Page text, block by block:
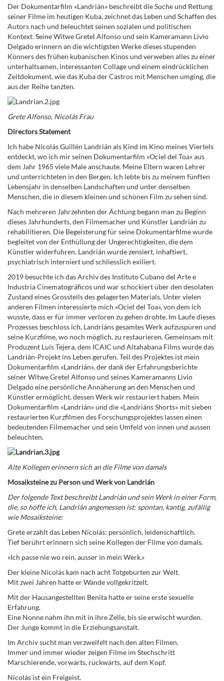
Der Dokumentarfilm «Landrián» beschreibt die Suche und Rettung
seiner Filme im heutigen Kuba, zeichnet das Leben und Schaffen des
Autors nach und beleuchtet seinen sozialen und politischen
Kontext. Seine Witwe Gretel Alfonso und sein Kameramann Livio
Delgado erinnern an die wichtigsten Werke dieses stupenden
Könners des frühen kubanischen Kinos und verweben alles zu einer
unterhaltsamen, interessanten Collage und einem eindrücklichen
Zeitdokument, wie das Kuba der Castros mit Menschen umging, die
aus der Reihe tanzten.
Grete Alfonso, Nicolás Frau
Directors Statement
Ich habe Nicolás Guillén Landrián als Kind im Kino meines Viertels
entdeckt, wo ich mir seinen Dokumentarfilm «Ociel del Toa» aus
dem Jahr 1965 viele Male anschaute. Meine Eltern waren Lehrer
und unterrichteten in den Bergen. Ich lebte bis zu meinem fünften
Lebensjahr in denselben Landschaften und unter denselben
Menschen, die in diesem kleinen und schönen Film zu sehen sind.
Nach mehreren Jahrzehnten der Ächtung begann man zu Beginn
dieses Jahrhunderts, den Filmemacher und Künstler Landrián zu
rehabilitieren. Die Begeisterung für seine Dokumentarfilme wurde
begleitet von der Enthüllung der Ungerechtigkeiten, die dem
Künstler widerfuhren. Landrián wurde zensiert, inhaftiert,
psychiatrisch interniert und schliesslich exiliert.
2019 besuchte ich das Archiv des Instituto Cubano del Arte e
Industria Cinematográficos und war schockiert über den desolaten
Zustand eines Grossteils des gelagerten Materials. Unter vielen
anderen Filmen interessierte mich «Ociel del Toa», von dem ich
wusste, dass er für immer verloren zu gehen drohte. Im Laufe dieses
Prozesses beschloss ich, Landriáns gesamtes Werk aufzuspüren und
seine Kurzfilme, wo noch möglich, zu restaurieren. Gemeinsam mit
Produzent Luís Tejera, dem ICAIC und Altahabana Films wurde das
Landrián-Projekt ins Leben gerufen. Teil des Projektes ist mein
Dokumentarfilm «Landrián», der dank der Erfahrungsberichte
seiner Witwe Gretel Alfonso und seines Kameramanns Livio
Delgado eine persönliche Annäherung an den Menschen und
Künstler ermöglicht, dessen Werk wir restauriert haben. Mein
Dokumentarfilm «Landrián» und die «Landriáns Shorts» mit sieben
restaurierten Kurzfilmen des Forschungsprojektes lassen einen
bedeutenden Filmemacher und sein Umfeld von innen und aussen
beleuchten.
Alte Kollegen erinnern sich an die Filme von damals
Mosaiksteine zu Person und Werk von Landrián
Der folgende Text beschreibt Landrián und sein Werk in einer Form,
die, so hoffe ich, Landrián angemessen ist: spontan, kantig, zufällig
wie Mosaiksteine:
Grete erzählt das Leben Nicolás: persönlich, leidenschaftlich.
Tief berührt erinnern sich seine Kollegen der Filme von damals.
«Ich passe nie wo rein, ausser in mein Werk.»
Der kleine Nicolás kam nach acht Totgeburten zur Welt.
Mit zwei Jahren hatte er Wände vollgekritzelt.
Mit der Hausangestellten Benita hatte er seine erste sexuelle
Erfahrung.
Eine Nonne nahm ihn mit in ihre Zelle, bis sie erwischt wurden.
Der Junge kommt in die Erziehungsanstalt.
Im Archiv sucht man verzweifelt nach den alten Filmen.
Immer und immer wieder zeigen Filme im Stechschritt
Marschierende, vorwärts, rückwärts, auf dem Kopf.
Nicolás ist ein Freigeist.